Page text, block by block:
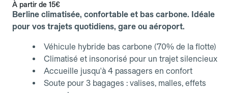
À partir de 15€
Berline climatisée, confortable et bas carbone. Idéale
pour vos trajets quotidiens, gare ou aéroport.
Véhicule hybride bas carbone (70% de la flotte)
Climatisé et insonorisé pour un trajet silencieux
Accueille jusqu'à 4 passagers en confort
Soute pour 3 bagages : valises, malles, effets